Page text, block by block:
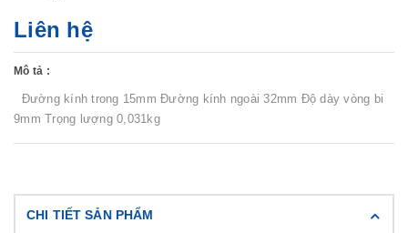
Liên hệ
Mô tả :
Đường kính trong 15mm Đường kính ngoài 32mm Độ dày vòng bi
9mm Trọng lượng 0,031kg
CHI TIẾT SẢN PHẨM